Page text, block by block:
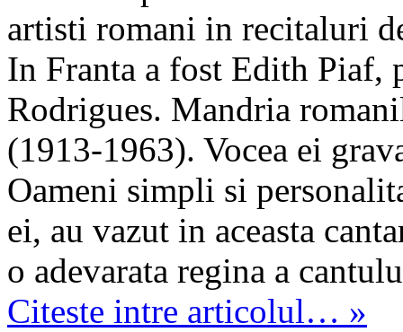
artisti romani in recitaluri
In Franta a fost Edith Piaf,
Rodrigues. Mandria
(1913-1963). Vocea ei
Oameni simpli si
ei, au vazut in aceasta
o adevarata regina a
Citeste intre articolul… »